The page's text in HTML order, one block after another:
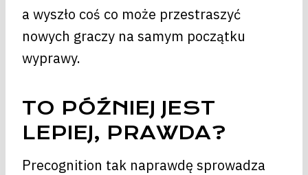
a wyszło coś co może przestraszyć
nowych graczy na samym początku
wyprawy.
TO PÓŹNIEJ JEST
LEPIEJ, PRAWDA?
Precognition tak naprawdę sprowadza